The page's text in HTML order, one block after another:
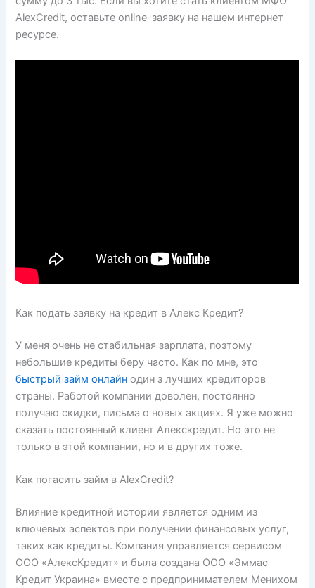
AlexCredit, оставьте online-заявку на нашем интернет
ресурсе.
Как подать заявку на кредит в Алекс Кредит?
У меня очень не стабильная зарплата, поэтому
небольшие кредиты беру часто. Как по мне, это
быстрый займ онлайн один з лучших кредиторов
страны. Работой компании доволен, постоянно
получаю скидки, письма о новых акциях. Я уже можно
сказать постоянный клиент Алекскредит. Но это не
только в этой компании, но и в других тоже.
Как погасить займ в AlexCredit?
Влияние кредитной истории является одним из
ключевых аспектов при получении финансовых услуг,
таких как кредиты. Компания управляется сервисом
ООО «АлексКредит» и была создана ООО «Эммас
Кредит Украина» вместе с предпринимателем Менихом